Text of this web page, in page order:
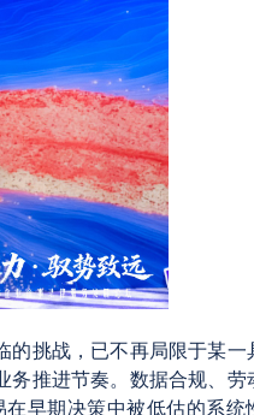
的挑战，已不再局限于某一
推进节奏。数据合规、劳
早期决策中被低估的系统